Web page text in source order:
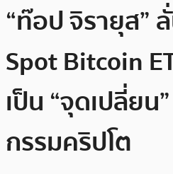
“ท๊อป จิรายุส”
Spot Bitcoin
เป็น “จุดเปลี่ย
กรรมคริปโต